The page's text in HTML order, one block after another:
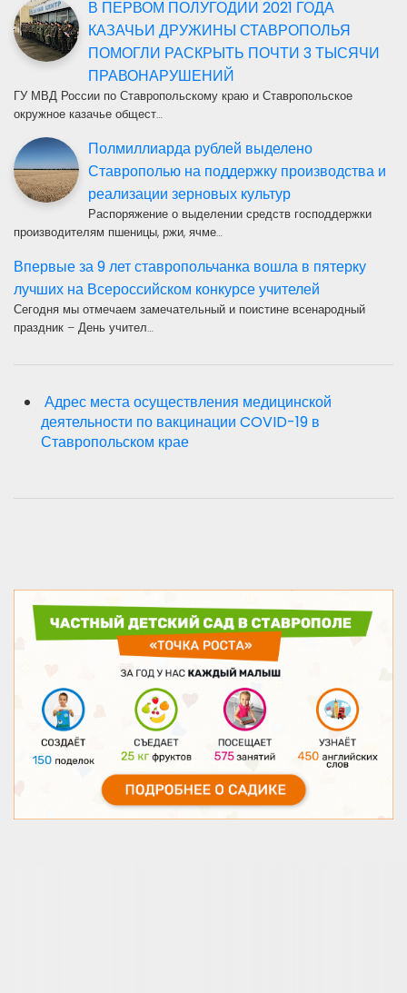
В ПЕРВОМ ПОЛУГОДИИ 2021 ГОДА
КАЗАЧЬИ ДРУЖИНЫ СТАВРОПОЛЬЯ
ПОМОГЛИ РАСКРЫТЬ ПОЧТИ 3 ТЫСЯЧИ
ПРАВОНАРУШЕНИЙ
ГУ МВД России по Ставропольскому краю и Ставропольское
окружное казачье общест…
Полмиллиарда рублей выделено
Ставрополью на поддержку производства и
реализации зерновых культур
Распоряжение о выделении средств господдержки
производителям пшеницы, ржи, ячме…
Впервые за 9 лет ставропольчанка вошла в пятерку
лучших на Всероссийском конкурсе учителей
Сегодня мы отмечаем замечательный и поистине всенародный
праздник – День учител…
Адрес места осуществления медицинской
деятельности по вакцинации COVID-19 в
Ставропольском крае